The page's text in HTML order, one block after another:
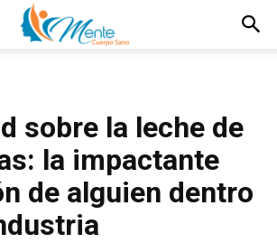
sobre la leche de
la impactante
de alguien dentro